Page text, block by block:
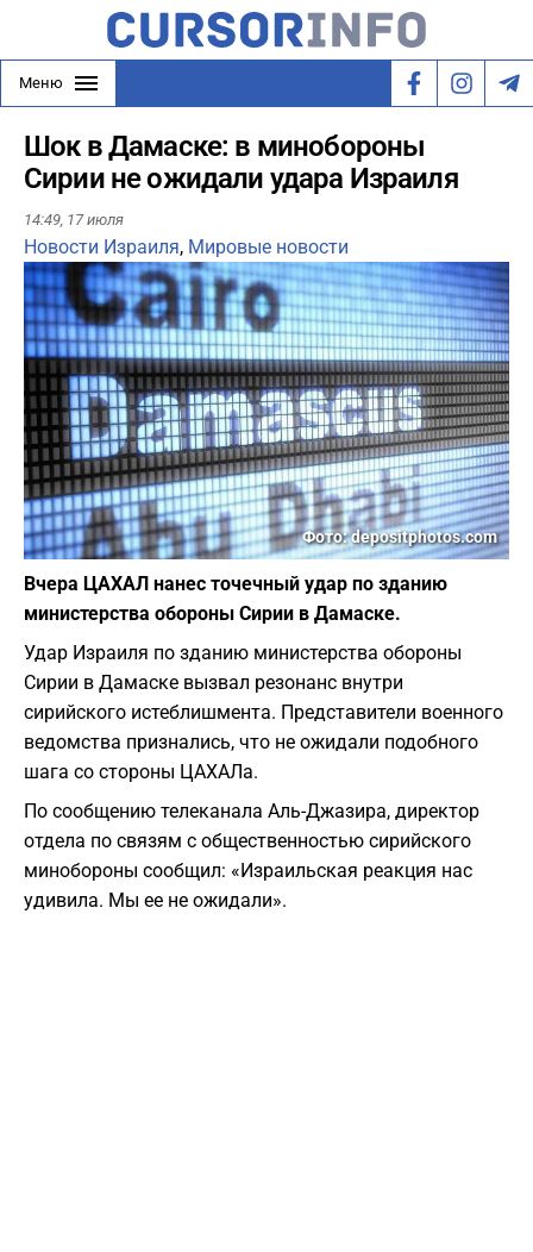
Меню
Шок в Дамаске: в минобороны
Сирии не ожидали удара Израиля
14:49, 17 июля
Новости Израиля, Мировые новости
Фото: depositphotos.com
Вчера ЦАХАЛ нанес точечный удар по зданию
министерства обороны Сирии в Дамаске.
Удар Израиля по зданию министерства обороны
Сирии в Дамаске вызвал резонанс внутри
сирийского истеблишмента. Представители военного
ведомства признались, что не ожидали подобного
шага со стороны ЦАХАЛа.
По сообщению телеканала Аль-Джазира, директор
отдела по связям с общественностью сирийского
минобороны сообщил: «Израильская реакция нас
удивила. Мы ее не ожидали».